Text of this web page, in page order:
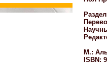
М.:
ISBN: